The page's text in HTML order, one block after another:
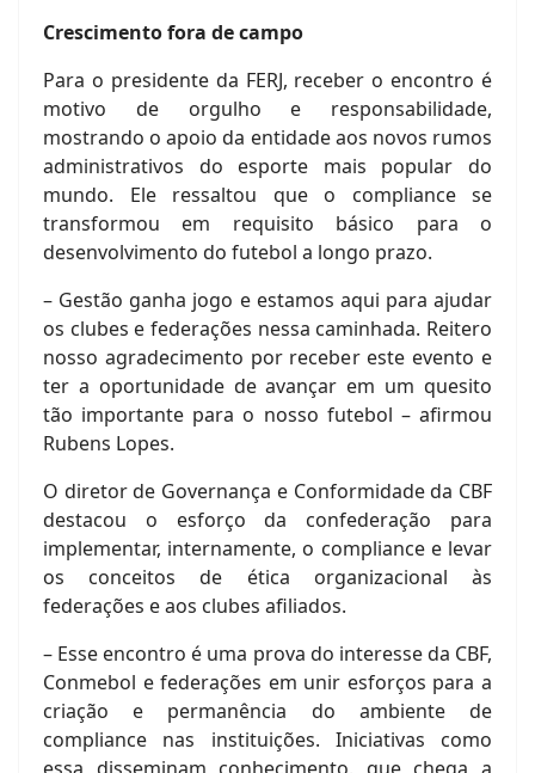
Crescimento fora de campo
Para o presidente da FERJ, receber o encontro é
motivo de orgulho e responsabilidade,
mostrando o apoio da entidade aos novos rumos
administrativos do esporte mais popular do
mundo. Ele ressaltou que o compliance se
transformou em requisito básico para o
desenvolvimento do futebol a longo prazo.
– Gestão ganha jogo e estamos aqui para ajudar
os clubes e federações nessa caminhada. Reitero
nosso agradecimento por receber este evento e
ter a oportunidade de avançar em um quesito
tão importante para o nosso futebol – afirmou
Rubens Lopes.
O diretor de Governança e Conformidade da CBF
destacou o esforço da confederação para
implementar, internamente, o compliance e levar
os conceitos de ética organizacional às
federações e aos clubes afiliados.
– Esse encontro é uma prova do interesse da CBF,
Conmebol e federações em unir esforços para a
criação e permanência do ambiente de
compliance nas instituições. Iniciativas como